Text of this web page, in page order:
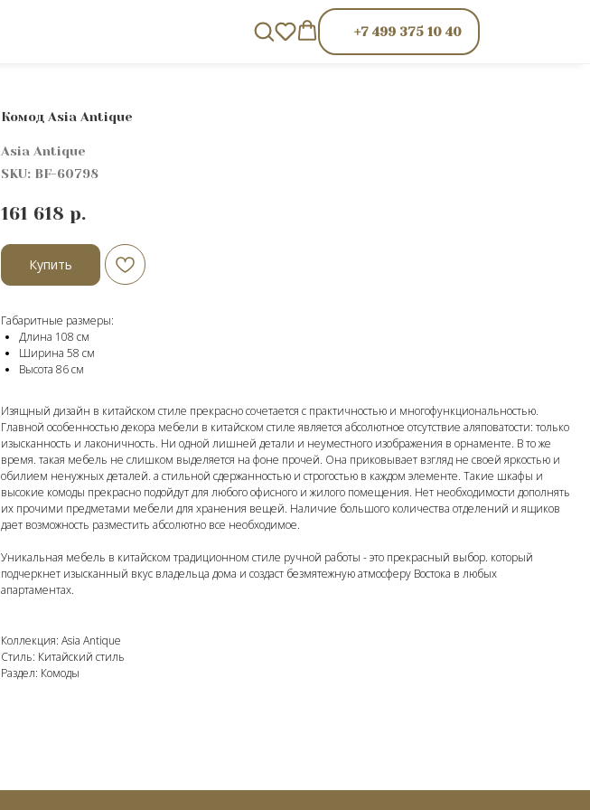
+7 499 375 10 40
Комод Asia Antique
Asia Antique
SKU: BF-60798
161 618 р.
Купить
Габаритные размеры:
Длина 108 см
Ширина 58 см
Высота 86 cм
Изящный дизайн в китайском стиле прекрасно сочетается с практичностью и многофункциональностью.
Главной особенностью декора мебели в китайском стиле является абсолютное отсутствие аляповатости: только
изысканность и лаконичность. Ни одной лишней детали и неуместного изображения в орнаменте. В то же
время. такая мебель не слишком выделяется на фоне прочей. Она приковывает взгляд не своей яркостью и
обилием ненужных деталей. а стильной сдержанностью и строгостью в каждом элементе. Такие шкафы и
высокие комоды прекрасно подойдут для любого офисного и жилого помещения. Нет необходимости дополнять
их прочими предметами мебели для хранения вещей. Наличие большого количества отделений и ящиков
дает возможность разместить абсолютно все необходимое.
Уникальная мебель в китайском традиционном стиле ручной работы - это прекрасный выбор. который
подчеркнет изысканный вкус владельца дома и создаст безмятежную атмосферу Востока в любых
апартаментах.
Коллекция: Asia Antique
Стиль: Китайский стиль
Раздел: Комоды